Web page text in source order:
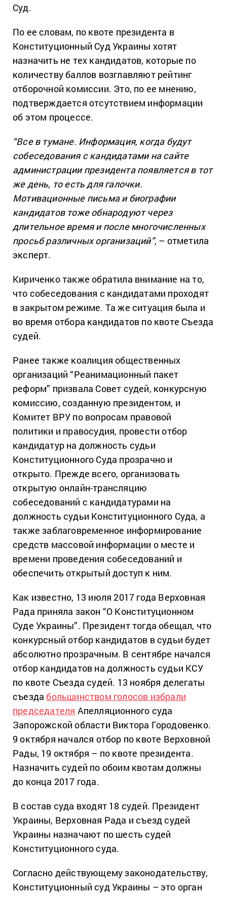
Суд.
По ее словам, по квоте президента в
Конституционный Суд Украины хотят
назначить не тех кандидатов, которые по
количеству баллов возглавляют рейтинг
отборочной комиссии. Это, по ее мнению,
подтверждается отсутствием информации
об этом процессе.
“Все в тумане. Информация, когда будут
собеседования с кандидатами на сайте
администрации президента появляется в тот
же день, то есть для галочки.
Мотивационные письма и биографии
кандидатов тоже обнародуют через
длительное время и после многочисленных
просьб различных организаций”, – отметила
эксперт.
Кириченко также обратила внимание на то,
что собеседования с кандидатами проходят
в закрытом режиме. Та же ситуация была и
во время отбора кандидатов по квоте Съезда
судей.
Ранее также коалиция общественных
организаций “Реанимационный пакет
реформ” призвала Совет судей, конкурсную
комиссию, созданную президентом, и
Комитет ВРУ по вопросам правовой
политики и правосудия, провести отбор
кандидатур на должность судьи
Конституционного Суда прозрачно и
открыто. Прежде всего, организовать
открытую онлайн-трансляцию
собеседований с кандидатурами на
должность судьи Конституционного Суда, а
также заблаговременное информирование
средств массовой информации о месте и
времени проведения собеседований и
обеспечить открытый доступ к ним.
Как известно, 13 июля 2017 года Верховная
Рада приняла закон “О Конституционном
Суде Украины”. Президент тогда обещал, что
конкурсный отбор кандидатов в судьи будет
абсолютно прозрачным. В сентябре начался
отбор кандидатов на должность судьи КСУ
по квоте Съезда судей. 13 ноября делегаты
съездабольшинством голосов избрали
председателя Апелляционного суда
Запорожской области Виктора Городовенко.
9 октября начался отбор по квоте Верховной
Рады, 19 октября – по квоте президента.
Назначить судей по обоим квотам должны
до конца 2017 года.
В состав суда входят 18 судей. Президент
Украины, Верховная Рада и съезд судей
Украины назначают по шесть судей
Конституционного суда.
Согласно действующему законодательству,
Конституционный суд Украины – это орган